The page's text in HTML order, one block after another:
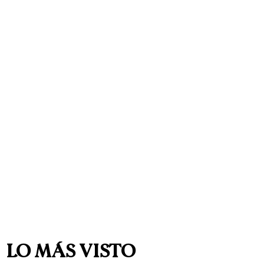
LO MÁS VISTO